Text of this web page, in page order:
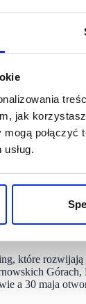
jak
w
2026 roku.
Usytuowanie
jak i osób z dalej
spotkał się z
RG Leasing,
się w strategię
które
Górach,
a 30 maja